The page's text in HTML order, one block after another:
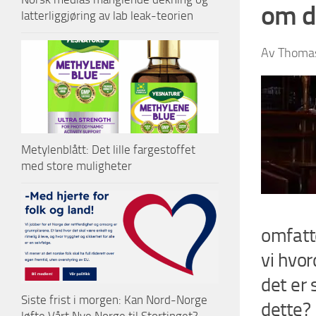
om
Av
vi
det er
dette?
latterliggjøring av lab leak-teorien
Metylenblått: Det lille fargestoffet
med store muligheter
Siste frist i morgen: Kan Nord-Norge